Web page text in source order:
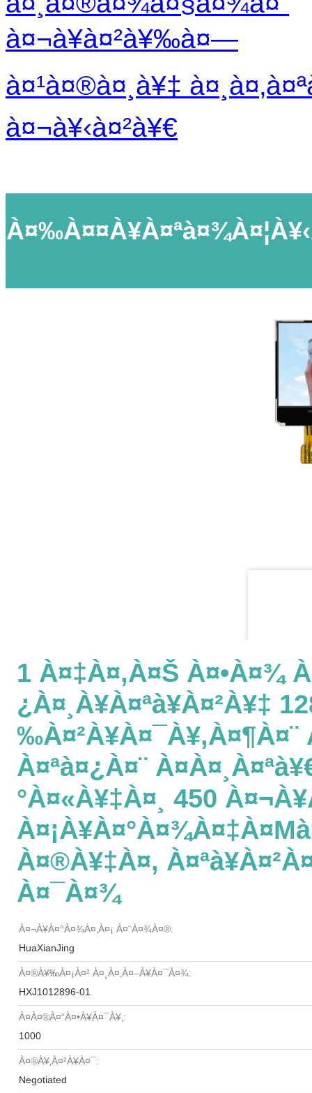
à¤¬à¥à¤²à¥‰à¤—
à¤¹à¤®à¤¸à¥‡
à¤¬à¥‹à¤²à¥€
1 À¤‡à¤‚à¤š À¤•à¤¾
¿à¤¸à¥à¤ªà¥à¤²à¥‡
À¤ªà¤¿à¤¨
°à¤«à¥‡à¤¸ 450
À¤®à¥‡à¤‚
À¤¯à¤¾
À¤¬à¥à¤°à¤¾à¤‚à¤¡ À¤¨à¤¾à¤®:
HuaXianJing
À¤®à¥‰à¤¡à¤² À¤¸à¤‚à¤–À¥à¤¯à¤¾:
HXJ1012896-01
À¤à¤®à¤“à¤•à¥à¤¯à¥‚:
1000
À¤®à¥‚à¤²à¥à¤¯:
Negotiated